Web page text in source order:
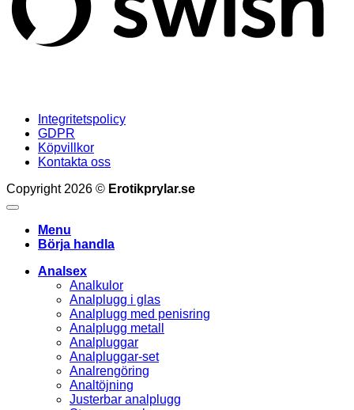
Integritetspolicy
GDPR
Köpvillkor
Kontakta oss
Copyright 2026 © Erotikprylar.se
Menu
Börja handla
Analsex
Analkulor
Analplugg i glas
Analplugg med penisring
Analplugg metall
Analpluggar
Analpluggar-set
Analrengöring
Analtöjning
Justerbar analplugg